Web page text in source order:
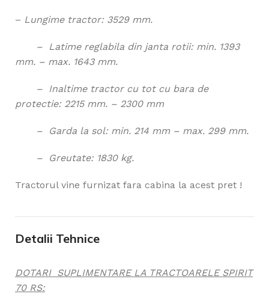
– Lungime tractor: 3529 mm.
– Latime reglabila din janta rotii: min. 1393
mm. – max. 1643 mm.
– Inaltime tractor cu tot cu bara de
protectie: 2215 mm. – 2300 mm
– Garda la sol: min. 214 mm – max. 299 mm.
– Greutate: 1830 kg.
Tractorul vine furnizat fara cabina la acest pret !
Detalii Tehnice
DOTARI SUPLIMENTARE LA TRACTOARELE SPIRIT
70 RS: